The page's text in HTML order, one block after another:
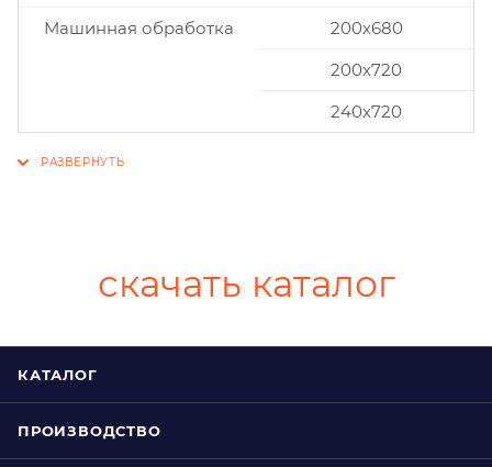
Машинная обработка
200х680
200х720
240х720
скачать каталог
КАТАЛОГ
ПРОИЗВОДСТВО